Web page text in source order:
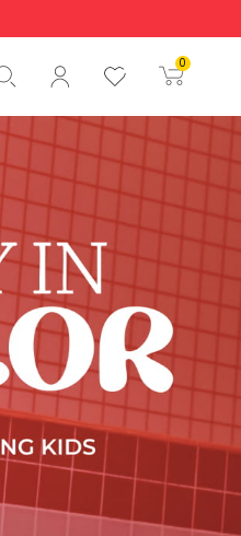
0
0,00 €